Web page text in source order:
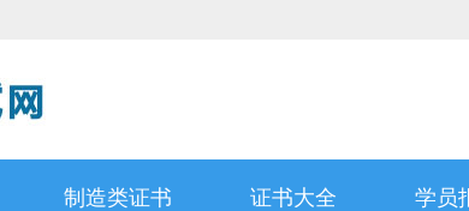
制造类证书 证书大全 学员